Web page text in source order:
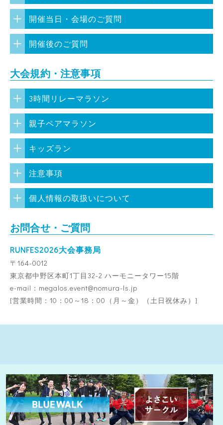
開催当日・会場のご質問
開催後のご質問
大会規約・注意事項
3時間リレーマラソン
親子ペアマラソン
キッズラン
注意事項
個人情報の取扱いについて
お問合せ・ご質問
RUNFES2026大会事務局
〒164-0012
東京都中野区本町1丁目32-2 ハーモニータワー15階
e-mail： megalos.event@nomura-ls.jp
[営業時間：10：00～18：00（月～金）（土日祝休み）]